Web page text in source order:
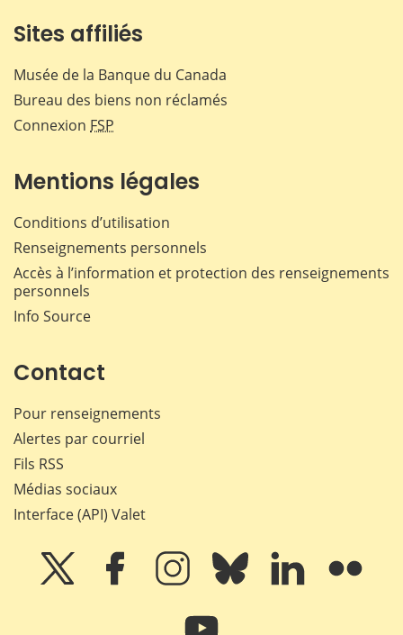
Sites affiliés
Musée de la Banque du Canada
Bureau des biens non réclamés
Connexion FSP
Mentions légales
Conditions d’utilisation
Renseignements personnels
Accès à l’information et protection des renseignements
personnels
Info Source
Contact
Pour renseignements
Alertes par courriel
Fils RSS
Médias sociaux
Interface (API) Valet